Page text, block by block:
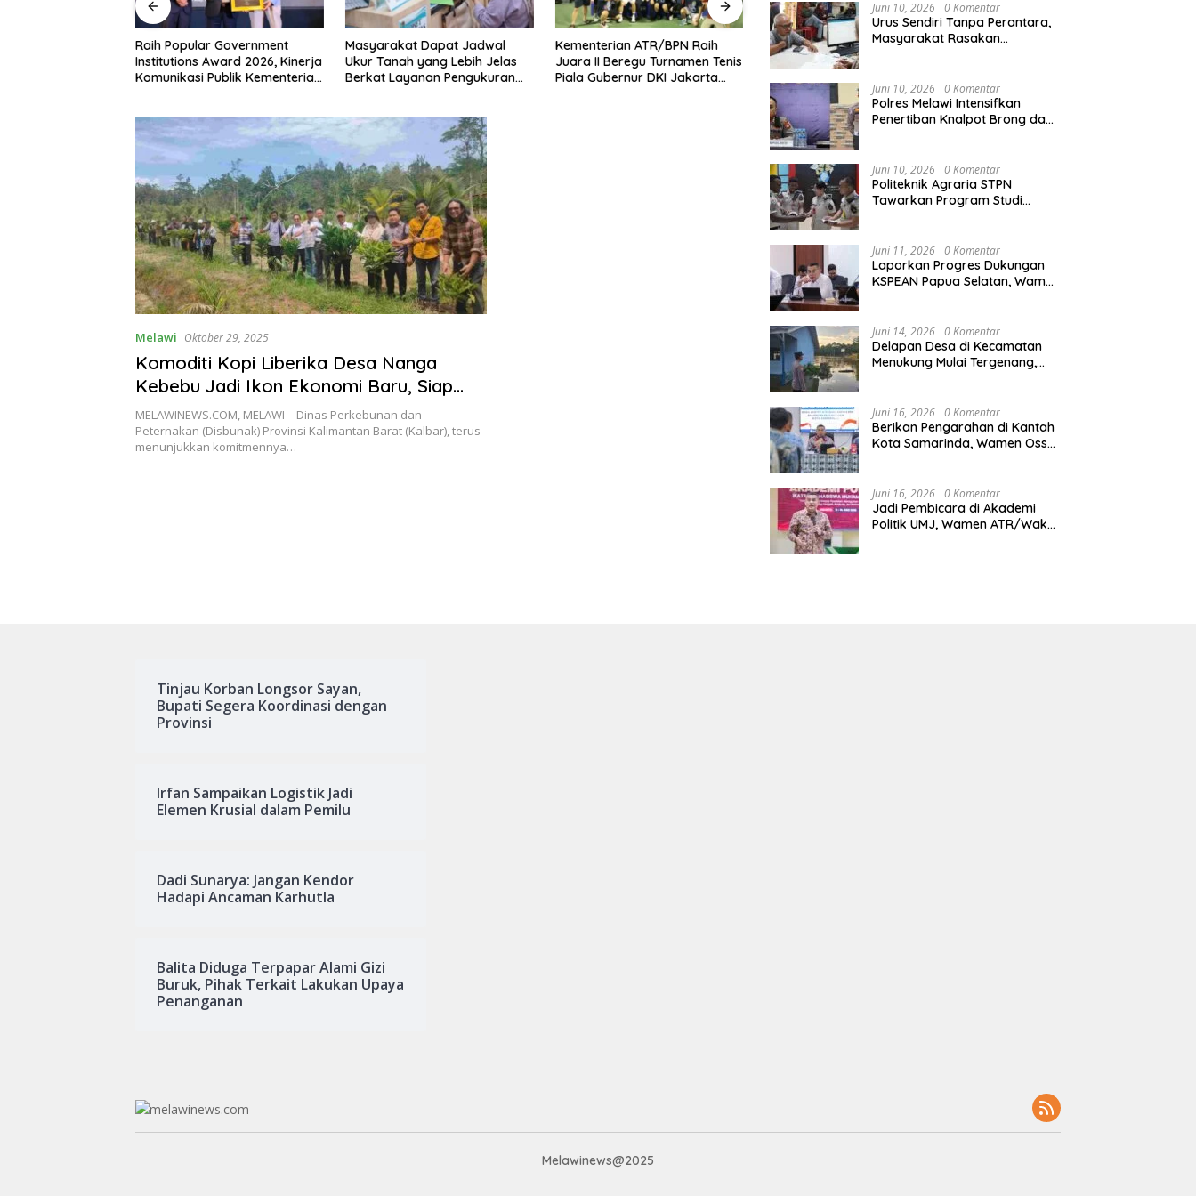
Raih Popular Government
Institutions Award 2026, Kinerja
Komunikasi Publik Kementerian
Masyarakat Dapat Jadwal
Ukur Tanah yang Lebih Jelas
Berkat Layanan Pengukuran
Kementerian ATR/BPN Raih
Juara II Beregu Turnamen Tenis
Piala Gubernur DKI Jakarta
Melawi Naik ke Peringkat 10
Sementara MTQ XXXIV Kalbar
Terbuka
Kapolres Melawi AKBP
Bhabinkamtibmas
Melawi Oktober 29, 2025
Komoditi Kopi Liberika Desa Nanga
Kebebu Jadi Ikon Ekonomi Baru, Siap
Menantang Pasar Nasional
MELAWINEWS.COM, MELAWI – Dinas Perkebunan dan
Peternakan (Disbunak) Provinsi Kalimantan Barat (Kalbar), terus
menunjukkan komitmennya…
Agraria/Pertanahan dan Tata
Ruang
Juni 10, 2026 0 Komentar
Urus Sendiri Tanpa Perantara,
Masyarakat Rasakan
Juni 10, 2026 0 Komentar
Polres Melawi Intensifkan
Penertiban Knalpot Brong dan
Juni 10, 2026 0 Komentar
Politeknik Agraria STPN
Tawarkan Program Studi
Juni 11, 2026 0 Komentar
Laporkan Progres Dukungan
KSPEAN Papua Selatan, Wamen
Nasional
Juni 14, 2026 0 Komentar
Delapan Desa di Kecamatan
Menukung Mulai Tergenang,
Juni 16, 2026 0 Komentar
Berikan Pengarahan di Kantah
Kota Samarinda, Wamen Ossy:
Kalimantan Timur
Juni 16, 2026 0 Komentar
Jadi Pembicara di Akademi
Politik UMJ, Wamen ATR/Waka
Tinjau Korban Longsor Sayan,
Bupati Segera Koordinasi dengan
Provinsi
Irfan Sampaikan Logistik Jadi
Elemen Krusial dalam Pemilu
Dadi Sunarya: Jangan Kendor
Hadapi Ancaman Karhutla
Balita Diduga Terpapar Alami Gizi
Buruk, Pihak Terkait Lakukan Upaya
Penanganan
Melawinews@2025